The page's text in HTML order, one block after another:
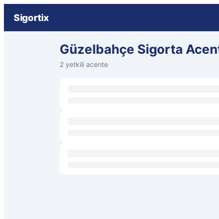
Sigortix
Güzelbahçe Sigorta
2 yetkili acente